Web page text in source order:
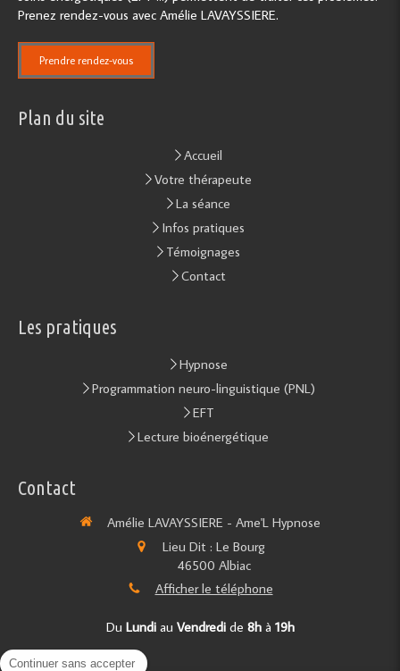
Prenez rendez-vous avec Amélie LAVAYSSIERE.
Prendre rendez-vous
Plan du site
Accueil
Votre thérapeute
La séance
Infos pratiques
Témoignages
Contact
Les pratiques
Hypnose
Programmation neuro-linguistique (PNL)
EFT
Lecture bioénergétique
Contact
Amélie LAVAYSSIERE - Ame'L Hypnose
Lieu Dit : Le Bourg
46500 Albiac
Afficher le téléphone
Du Lundiau Vendredide 8hà 19h
Continuer sans accepter